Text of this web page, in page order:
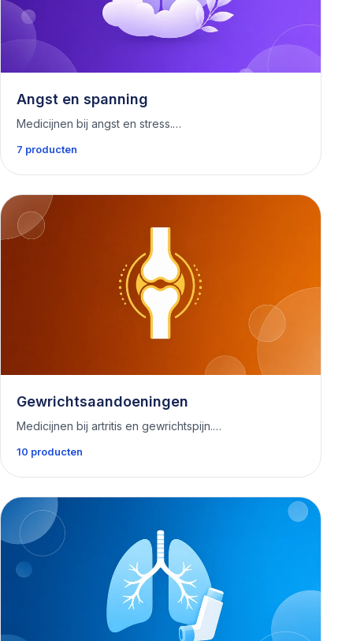
Angst en spanning
Medicijnen bij angst en stress.…
7 producten
Gewrichtsaandoeningen
Medicijnen bij artritis en gewrichtspijn.…
10 producten